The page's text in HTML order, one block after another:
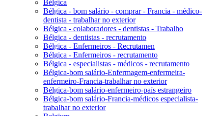
Bélgica
Bélgica - bom salário - comprar - Francia - médico-
dentista - trabalhar no exterior
Bélgica - colaboradores - dentistas - Trabalho
Bélgica - dentistas - recrutamento
Bélgica - Enfermeiros - Recrutamen
Bélgica - Enfermeiros - recrutamento
Bélgica - especialistas - médicos - recrutamento
Bélgica-bom salário-Enfermagem-enfermeira-
enfermeiro-Francia-trabalhar no exterior
Bélgica-bom salário-enfermeiro-país estrangeiro
Bélgica-bom salário-Francia-médicos especialista-
trabalhar no exterior